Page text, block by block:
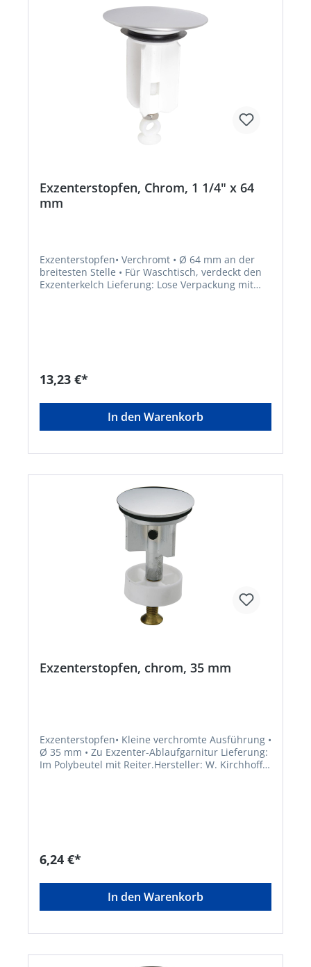
Exzenterstopfen, Chrom, 1 1/4" x 64
mm
Exzenterstopfen• Verchromt • Ø 64 mm an der
breitesten Stelle • Für Waschtisch, verdeckt den
Exzenterkelch Lieferung: Lose Verpackung mit
13,23 €*
In den Warenkorb
Exzenterstopfen, chrom, 35 mm
Exzenterstopfen• Kleine verchromte Ausführung •
Ø 35 mm • Zu Exzenter-Ablaufgarnitur Lieferung:
Im Polybeutel mit Reiter.Hersteller: W. Kirchhoff
6,24 €*
In den Warenkorb